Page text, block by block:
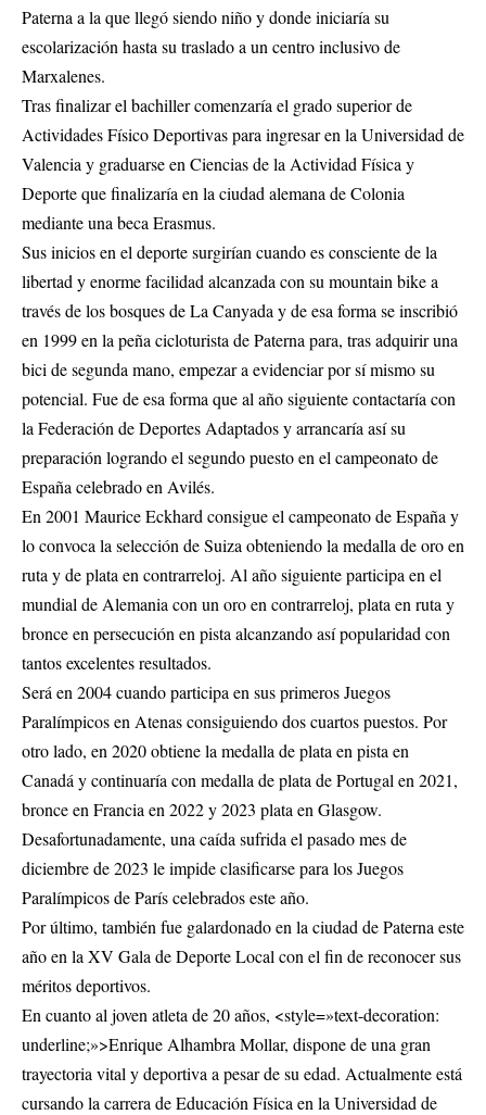
Paterna a la que llegó siendo niño y donde iniciaría su
escolarización hasta su traslado a un centro inclusivo de
Marxalenes.
Tras finalizar el bachiller comenzaría el grado superior de
Actividades Físico Deportivas para ingresar en la Universidad de
Valencia y graduarse en Ciencias de la Actividad Física y
Deporte que finalizaría en la ciudad alemana de Colonia
mediante una beca Erasmus.
Sus inicios en el deporte surgirían cuando es consciente de la
libertad y enorme facilidad alcanzada con su mountain bike a
través de los bosques de La Canyada y de esa forma se inscribió
en 1999 en la peña cicloturista de Paterna para, tras adquirir una
bici de segunda mano, empezar a evidenciar por sí mismo su
potencial. Fue de esa forma que al año siguiente contactaría con
la Federación de Deportes Adaptados y arrancaría así su
preparación logrando el segundo puesto en el campeonato de
España celebrado en Avilés.
En 2001 Maurice Eckhard consigue el campeonato de España y
lo convoca la selección de Suiza obteniendo la medalla de oro en
ruta y de plata en contrarreloj. Al año siguiente participa en el
mundial de Alemania con un oro en contrarreloj, plata en ruta y
bronce en persecución en pista alcanzando así popularidad con
tantos excelentes resultados.
Será en 2004 cuando participa en sus primeros Juegos
Paralímpicos en Atenas consiguiendo dos cuartos puestos. Por
otro lado, en 2020 obtiene la medalla de plata en pista en
Canadá y continuaría con medalla de plata de Portugal en 2021,
bronce en Francia en 2022 y 2023 plata en Glasgow.
Desafortunadamente, una caída sufrida el pasado mes de
diciembre de 2023 le impide clasificarse para los Juegos
Paralímpicos de París celebrados este año.
Por último, también fue galardonado en la ciudad de Paterna este
año en la XV Gala de Deporte Local con el fin de reconocer sus
méritos deportivos.
En cuanto al joven atleta de 20 años, <style=»text-decoration:
underline;»>Enrique Alhambra Mollar, dispone de una gran
trayectoria vital y deportiva a pesar de su edad. Actualmente está
cursando la carrera de Educación Física en la Universidad de